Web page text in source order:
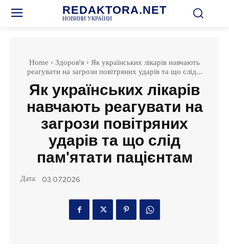
REDAKTORA.NET
НОВИНИ УКРАЇНИ
Home Здоров'я
Як українських лікарів навчають
реагувати на загрози повітряних ударів та що слід...
Як українських лікарів
навчають реагувати на
загрози повітряних
ударів та що слід
пам'ятати пацієнтам
Дата: 03.07.2026